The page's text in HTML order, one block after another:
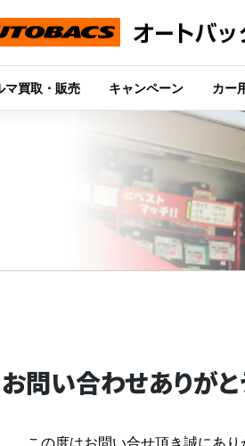
マ買取・販売 キャンペーン カー
お問い合わせありがと